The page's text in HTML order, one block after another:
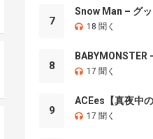
7
Snow Man – グ
18 聞く
8 17 聞く
9 17 聞く